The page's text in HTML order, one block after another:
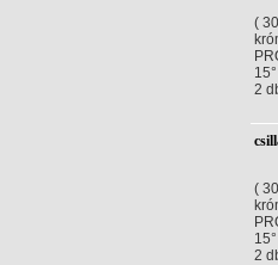
(
2
(
2